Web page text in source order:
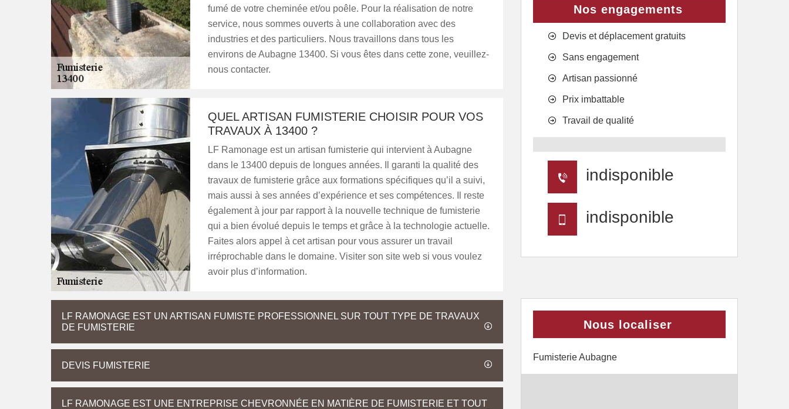
fumé de votre cheminée et/ou poêle. Pour la réalisation de notre
service, nous sommes ouverts à une collaboration avec des
industries et des particuliers. Nous travaillons dans tous les
environs de Aubagne 13400. Si vous êtes dans cette zone, veuillez-
nous contacter.
QUEL ARTISAN FUMISTERIE CHOISIR POUR VOS
TRAVAUX À 13400 ?
LF Ramonage est un artisan fumisterie qui intervient à Aubagne
dans le 13400 depuis de longues années. Il garanti la qualité des
travaux de fumisterie grâce aux formations spécifiques qu’il a suivi,
mais aussi à ses années d’expérience et ses compétences. Il reste
également à jour par rapport à la nouvelle technique de fumisterie
qui a bien évolué depuis le temps et grâce à la technologie actuelle.
Faites alors appel à cet artisan pour vous assurer un travail
irréprochable dans le domaine. Visiter son site web si vous voulez
avoir plus d’information.
LF RAMONAGE EST UN ARTISAN FUMISTE PROFESSIONNEL SUR TOUT TYPE DE TRAVAUX
DE FUMISTERIE
DEVIS FUMISTERIE
LF RAMONAGE EST UNE ENTREPRISE CHEVRONNÉE EN MATIÈRE DE FUMISTERIE ET TOUT
Nos engagements
Devis et déplacement gratuits
Sans engagement
Artisan passionné
Prix imbattable
Travail de qualité
indisponible
indisponible
Nous localiser
Fumisterie Aubagne